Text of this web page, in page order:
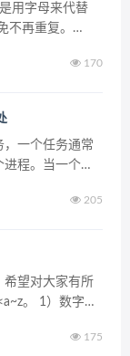
用字母来代替
不再重复。
170
，一个任务通常
程。当一个程
统都支持进程205
希望对大家有所
。 1）数字比
175